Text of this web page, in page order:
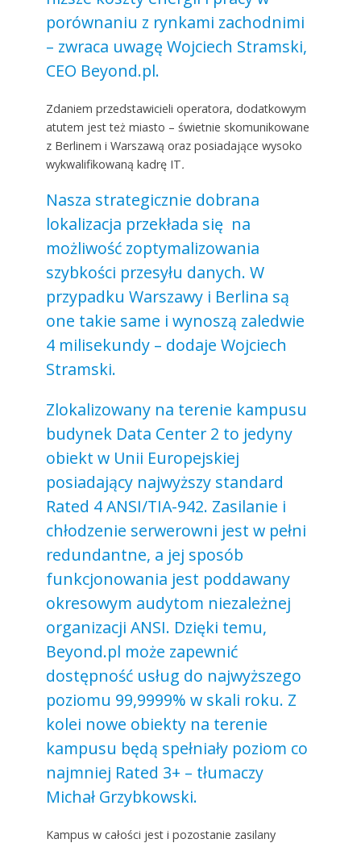
porównaniu z rynkami zachodnimi
– zwraca uwagę Wojciech Stramski,
CEO Beyond.pl.
Zdaniem przedstawicieli operatora, dodatkowym
atutem jest też miasto – świetnie skomunikowane
z Berlinem i Warszawą oraz posiadające wysoko
wykwalifikowaną kadrę IT.
Nasza strategicznie dobrana
lokalizacja przekłada się na
możliwość zoptymalizowania
szybkości przesyłu danych. W
przypadku Warszawy i Berlina są
one takie same i wynoszą zaledwie
4 milisekundy – dodaje Wojciech
Stramski.
Zlokalizowany na terenie kampusu
budynek Data Center 2 to jedyny
obiekt w Unii Europejskiej
posiadający najwyższy standard
Rated 4 ANSI/TIA-942. Zasilanie i
chłodzenie serwerowni jest w pełni
redundantne, a jej sposób
funkcjonowania jest poddawany
okresowym audytom niezależnej
organizacji ANSI. Dzięki temu,
Beyond.pl może zapewnić
dostępność usług do najwyższego
poziomu 99,9999% w skali roku. Z
kolei nowe obiekty na terenie
kampusu będą spełniały poziom co
najmniej Rated 3+ – tłumaczy
Michał Grzybkowski.
Kampus w całości jest i pozostanie zasilany